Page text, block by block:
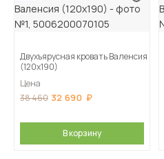
Двухъярусная кровать Валенсия
(120х190)
Цена
38 460 32 690
В корзину